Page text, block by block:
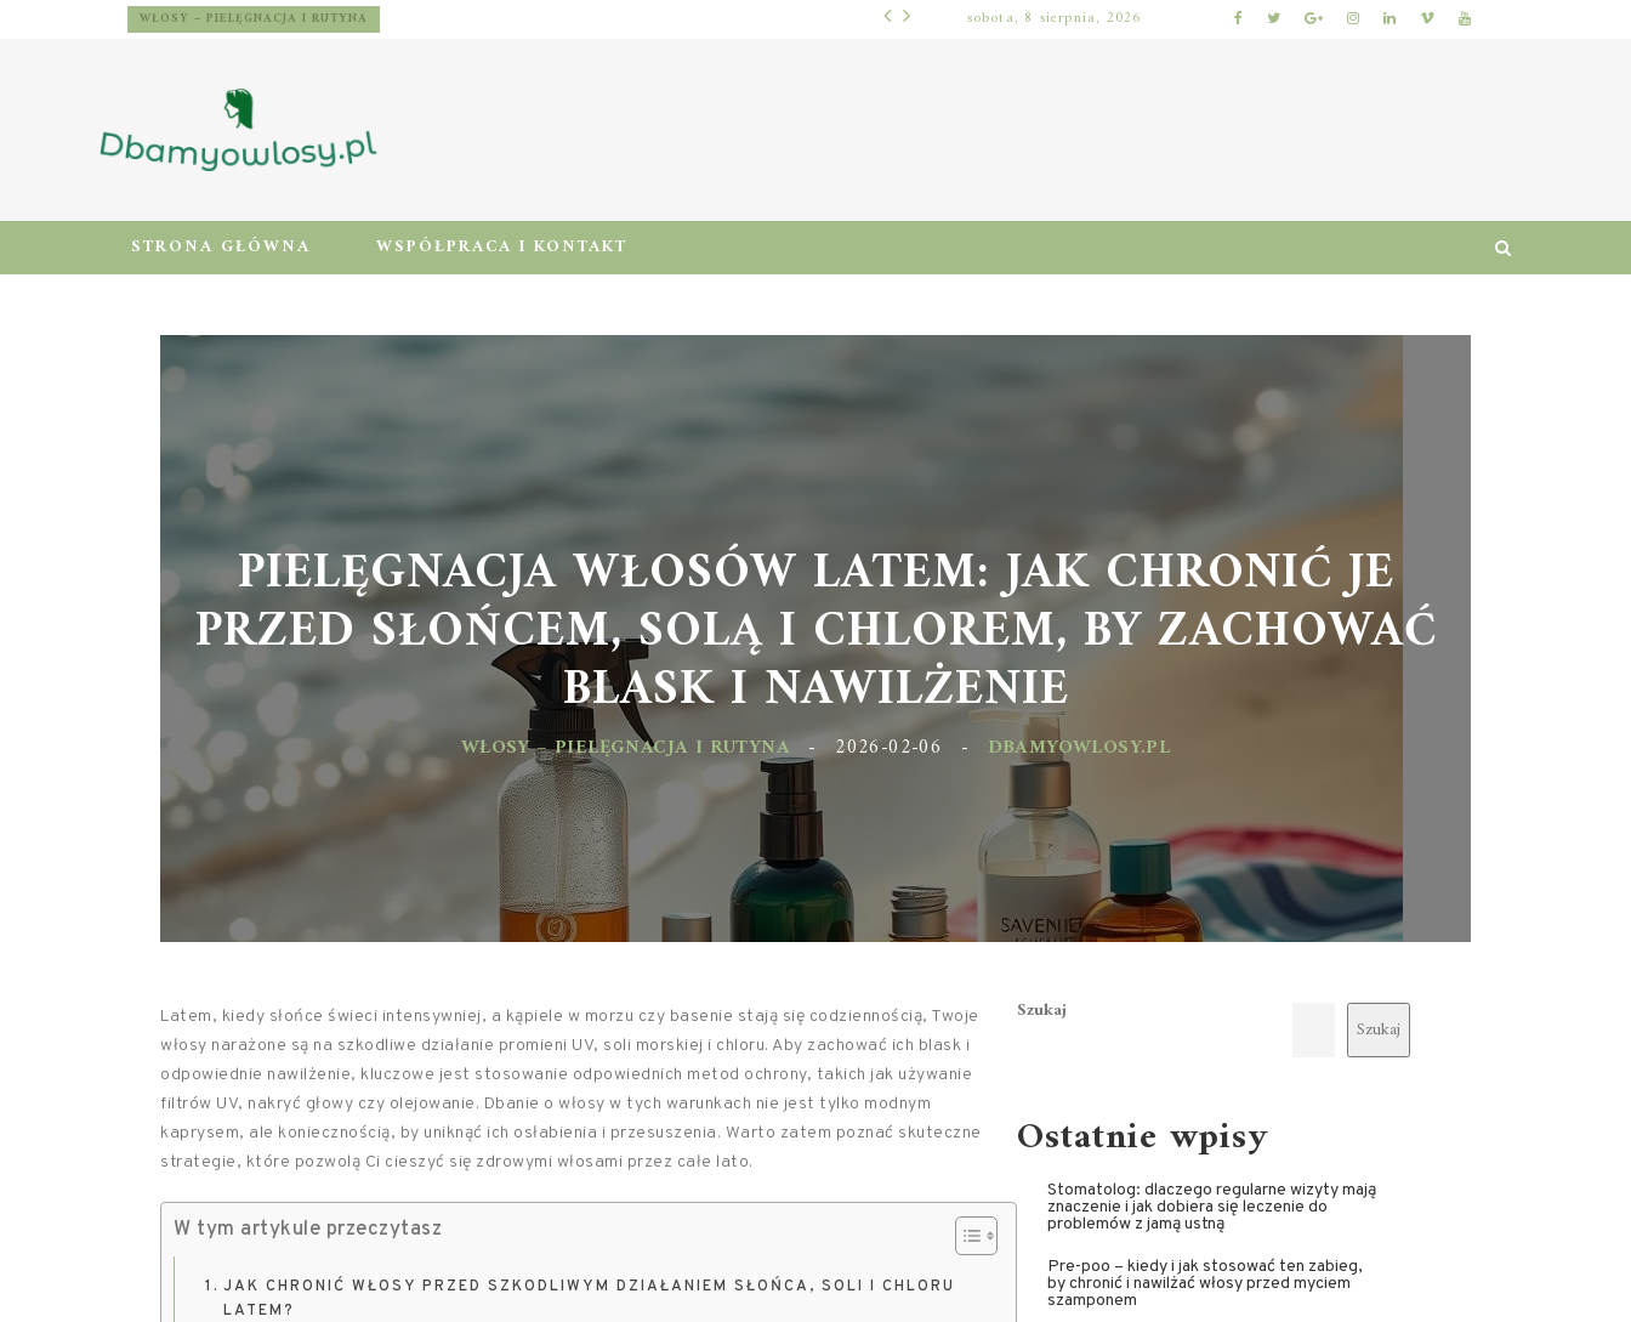
WŁOSY – PIELĘGNACJA I RUTYNA WŁOSY – PIELĘGNACJA I RUTYNA
sobota, 8 sierpnia, 2026
STRONA GŁÓWNA WSPÓŁPRACA I KONTAKT
PIELĘGNACJA WŁOSÓW LATEM: JAK CHRONIĆ JE
PRZED SŁOŃCEM, SOLĄ I CHLOREM, BY ZACHOWAĆ
BLASK I NAWILŻENIE
WŁOSY – PIELĘGNACJA I RUTYNA - 2026-02-06 - DBAMYOWLOSY.PL
Latem, kiedy słońce świeci intensywniej, a kąpiele w morzu czy basenie stają się codziennością, Twoje
włosy narażone są na szkodliwe działanie promieni UV, soli morskiej i chloru. Aby zachować ich blask i
odpowiednie nawilżenie, kluczowe jest stosowanie odpowiednich metod ochrony, takich jak używanie
filtrów UV, nakryć głowy czy olejowanie. Dbanie o włosy w tych warunkach nie jest tylko modnym
kaprysem, ale koniecznością, by uniknąć ich osłabienia i przesuszenia. Warto zatem poznać skuteczne
strategie, które pozwolą Ci cieszyć się zdrowymi włosami przez całe lato.
W tym artykule przeczytasz
JAK CHRONIĆ WŁOSY PRZED SZKODLIWYM DZIAŁANIEM SŁOŃCA, SOLI I CHLORU
LATEM?
Szukaj
Szukaj
Ostatnie wpisy
Stomatolog: dlaczego regularne wizyty mają
znaczenie i jak dobiera się leczenie do
problemów z jamą ustną
Pre-poo – kiedy i jak stosować ten zabieg,
by chronić i nawilżać włosy przed myciem
szamponem